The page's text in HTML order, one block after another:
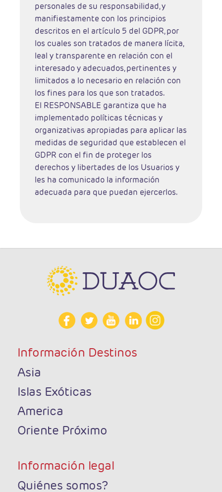
personales de su responsabilidad, y
manifiestamente con los principios
descritos en el artículo 5 del GDPR, por
los cuales son tratados de manera lícita,
leal y transparente en relación con el
interesado y adecuados, pertinentes y
limitados a lo necesario en relación con
los fines para los que son tratados.
El RESPONSABLE garantiza que ha
implementado políticas técnicas y
organizativas apropiadas para aplicar las
medidas de seguridad que establecen el
GDPR con el fin de proteger los
derechos y libertades de los Usuarios y
les ha comunicado la información
adecuada para que puedan ejercerlos.
Información Destinos
Asia
Islas Exóticas
America
Oriente Próximo
Información legal
Quiénes somos?